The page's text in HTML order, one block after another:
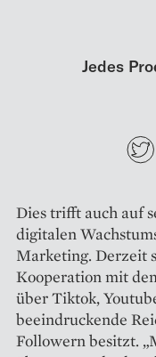
Jedes
Dies trifft auch auf
digitalen
Marketing. Derzeit
Kooperation mit
über Tiktok,
beeindruckende
Followern besitzt.